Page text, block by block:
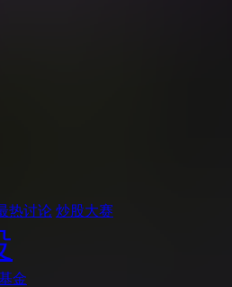
热讨论 炒股大赛
金